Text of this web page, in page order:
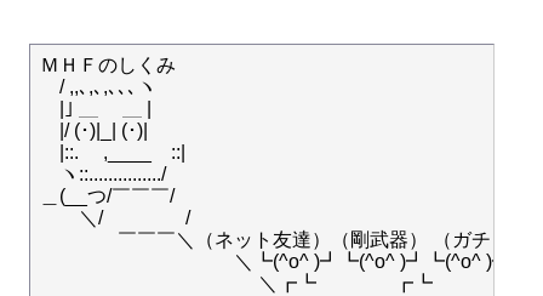
ＭＨＦのしくみ
/ ,,､,､,､､､ヽ
|｣ ＿ 　＿ |
|/ (･)|_| (･)|
|::.　 ,____　::|
ヽ::.............../
＿(__つ/￣￣￣/
＼/　　　　 /
￣￣￣＼（ネット友達）（剛武器） （ガチャ）　
＼┗(^o^ )┛┗(^o^ )┛┗(^o^ )┛　　┗(
＼┏┗　　　　┏┗　　　┏┗　　　　